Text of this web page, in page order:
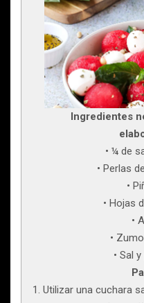
Ingredientes
• ¼ de
• Perlas
•
• Hojas
•
•
• Sal
1. Utilizar una cuchara